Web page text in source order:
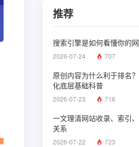
推荐
搜索引擎是如何看懂你的
2026-07-24 707
原创内容为什么利于排名
化底层基础科普
2026-07-23 716
一文理清网站收录、索引
关系
2026-07-22 723